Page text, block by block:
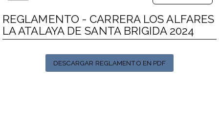
REGLAMENTO - CARRERA LOS ALFARES
LA ATALAYA DE SANTA BRIGIDA 2024
DESCARGAR REGLAMENTO EN PDF